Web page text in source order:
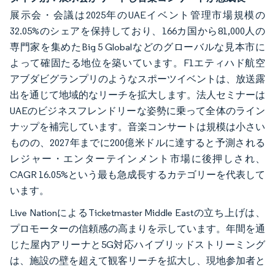
展示会・会議は2025年のUAEイベント管理市場規模の
32.05%のシェアを保持しており、166カ国から81,000人の
専門家を集めたBig 5 Globalなどのグローバルな見本市に
よって確固たる地位を築いています。F1エティハド航空
アブダビグランプリのようなスポーツイベントは、放送露
出を通じて地域的なリーチを拡大します。法人セミナーは
UAEのビジネスフレンドリーな姿勢に乗って全体のライン
ナップを補完しています。音楽コンサートは規模は小さい
ものの、2027年までに200億米ドルに達すると予測される
レジャー・エンターテインメント市場に後押しされ、
CAGR 16.05%という最も急成長するカテゴリーを代表して
います。
Live NationによるTicketmaster Middle Eastの立ち上げは、
プロモーターの信頼感の高まりを示しています。年間を通
じた屋内アリーナと5G対応ハイブリッドストリーミング
は、施設の壁を超えて観客リーチを拡大し、現地参加者と